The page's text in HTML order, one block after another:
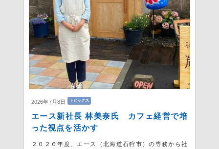
2026年7月8日 トピックス
エース新社長 林美奈氏 カフェ経営で培
った視点を活かす
２０２６年度、エース（北海道石狩市）の専務から社